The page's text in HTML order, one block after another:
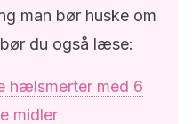
man bør huske om
du også læse:
hælsmerter med 6
midler